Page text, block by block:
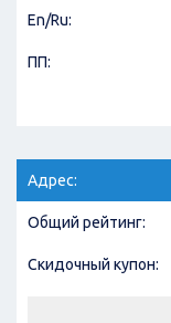
En/Ru:
ПП:
Адрес:
Общий рейтинг:
Скидочный купон: